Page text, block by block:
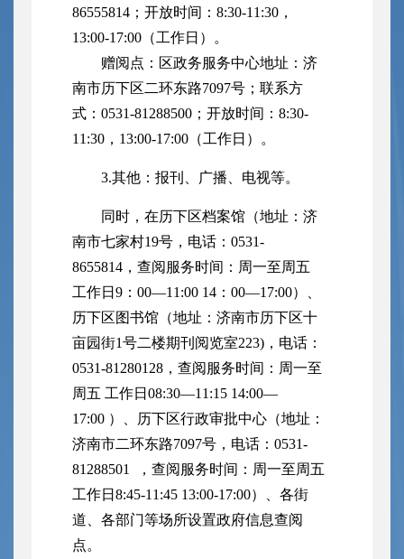
86555814；开放时间：8:30-11:30，
13:00-17:00（工作日）。
赠阅点：区政务服务中心地址： 济
南市历下区二环东路7097号； 联系方
式：0531-81288500；开放时间：8:30-
11:30，13:00-17:00（工作日）。
3.其他：报刊、广播、电视等。
同时，在历下区档案馆（地址：济
南市七家村19号，电话：0531-
8655814，查阅服务时间：周一至周五
工作日9：00—11:00 14：00—17:00）、
历下区图书馆（地址：济南市历下区十
亩园街1号二楼期刊阅览室223)，电话：
0531-81280128，查阅服务时间：周一至
周五 工作日08:30—11:15 14:00—
17:00 ）、历下区行政审批中心（地址：
济南市二环东路7097号，电话：0531-
81288501 ，查阅服务时间：周一至周五
工作日8:45-11:45 13:00-17:00）、各街
道、各部门等场所设置政府信息查阅
点。